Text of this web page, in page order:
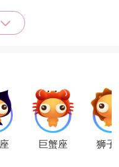
长了之后，也不会
多艺的，狮子一般都
知不觉的，自己都不
。风趣幽默的双子，
巨蟹座 狮子